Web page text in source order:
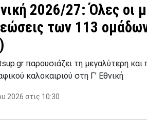
2026/27: Όλες οι
των 113
παρουσιάζει τη μεγαλύτερη
καλοκαιριού στη Γ’ Εθνική
2026 στις 10:30